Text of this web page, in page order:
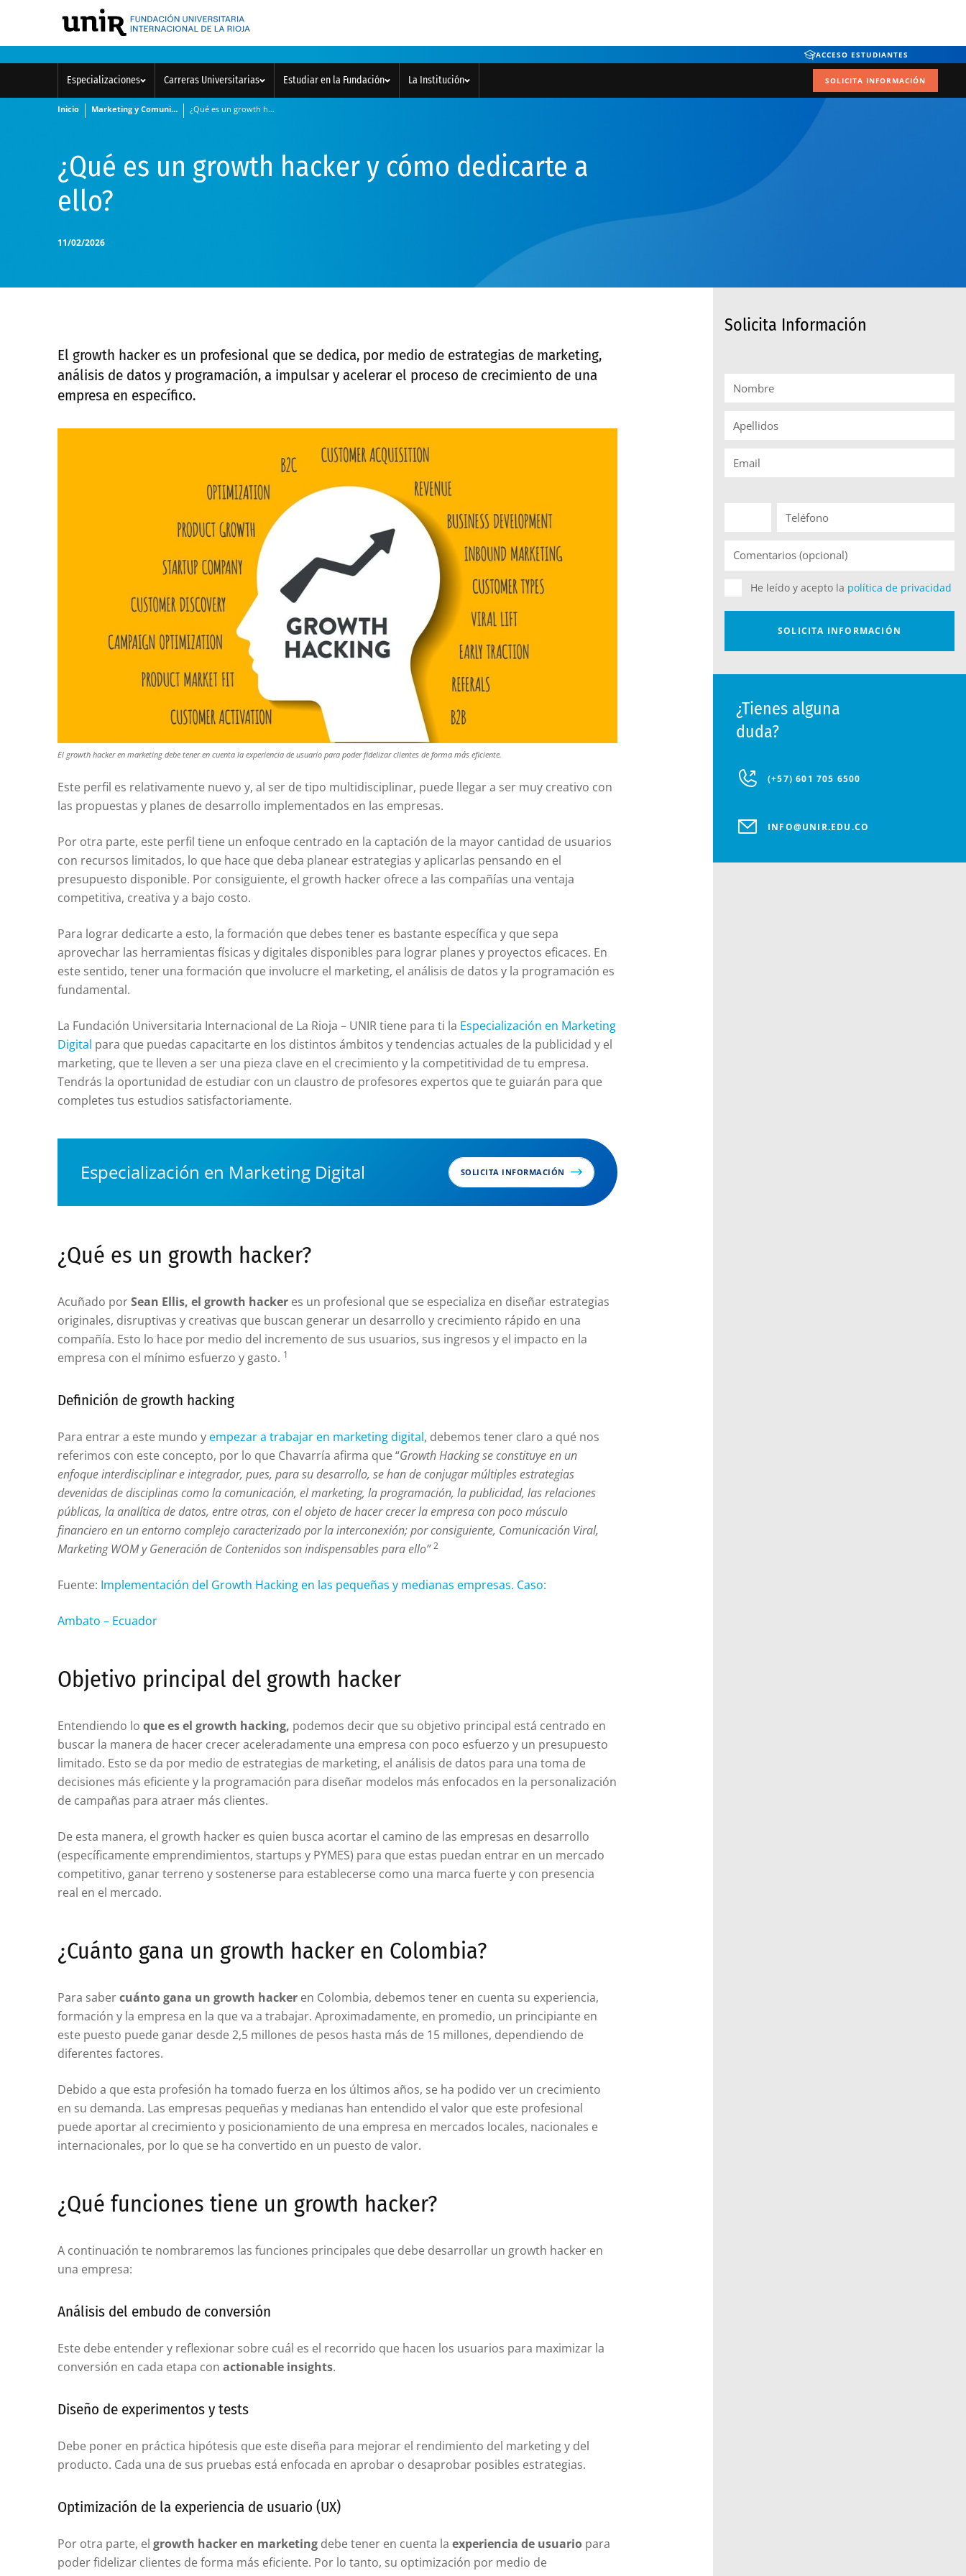
ACCESO ESTUDIANTES
SOLICITA INFORMACIÓN
Especializaciones Carreras Universitarias Estudiar en la Fundación La Institución
Inicio Marketing y Comunicación ¿Qué es un growth hacker y cómo dedicarte a ello?
11/02/2026
¿Qué es un growth hacker y cómo dedicarte a
ello?
El growth hacker es un profesional que se dedica, por medio de estrategias de marketing,
análisis de datos y programación, a impulsar y acelerar el proceso de crecimiento de una
empresa en específico.
El growth hacker en marketing debe tener en cuenta la experiencia de usuario para poder fidelizar clientes de forma más eficiente.
Este perfil es relativamente nuevo y, al ser de tipo multidisciplinar, puede llegar a ser muy creativo con
las propuestas y planes de desarrollo implementados en las empresas.
Por otra parte, este perfil tiene un enfoque centrado en la captación de la mayor cantidad de usuarios
con recursos limitados, lo que hace que deba planear estrategias y aplicarlas pensando en el
presupuesto disponible. Por consiguiente, el growth hacker ofrece a las compañías una ventaja
competitiva, creativa y a bajo costo.
Para lograr dedicarte a esto, la formación que debes tener es bastante específica y que sepa
aprovechar las herramientas físicas y digitales disponibles para lograr planes y proyectos eficaces. En
este sentido, tener una formación que involucre el marketing, el análisis de datos y la programación es
fundamental.
La Fundación Universitaria Internacional de La Rioja – UNIR tiene para ti la Especialización en Marketing
Digital para que puedas capacitarte en los distintos ámbitos y tendencias actuales de la publicidad y el
marketing, que te lleven a ser una pieza clave en el crecimiento y la competitividad de tu empresa.
Tendrás la oportunidad de estudiar con un claustro de profesores expertos que te guiarán para que
completes tus estudios satisfactoriamente.
Especialización en Marketing Digital SOLICITA INFORMACIÓN
¿Qué es un growth hacker?
Acuñado porSean Ellis, el growth hacker es un profesional que se especializa en diseñar estrategias
originales, disruptivas y creativas que buscan generar un desarrollo y crecimiento rápido en una
compañía. Esto lo hace por medio del incremento de sus usuarios, sus ingresos y el impacto en la
empresa con el mínimo esfuerzo y gasto. 1
Definición de growth hacking
Para entrar a este mundo y empezar a trabajar en marketing digital, debemos tener claro a qué nos
referimos con este concepto, por lo que Chavarría afirma que “Growth Hacking se constituye en un
enfoque interdisciplinar e integrador, pues, para su desarrollo, se han de conjugar múltiples estrategias
devenidas de disciplinas como la comunicación, el marketing, la programación, la publicidad, las relaciones
públicas, la analítica de datos, entre otras, con el objeto de hacer crecer la empresa con poco músculo
financiero en un entorno complejo caracterizado por la interconexión; por consiguiente, Comunicación Viral,
Marketing WOM y Generación de Contenidos son indispensables para ello” 2
Fuente: Implementación del Growth Hacking en las pequeñas y medianas empresas. Caso:
Ambato – Ecuador
Objetivo principal del growth hacker
Entendiendo lo que es el growth hacking, podemos decir que su objetivo principal está centrado en
buscar la manera de hacer crecer aceleradamente una empresa con poco esfuerzo y un presupuesto
limitado. Esto se da por medio de estrategias de marketing, el análisis de datos para una toma de
decisiones más eficiente y la programación para diseñar modelos más enfocados en la personalización
de campañas para atraer más clientes.
De esta manera, el growth hacker es quien busca acortar el camino de las empresas en desarrollo
(específicamente emprendimientos, startups y PYMES) para que estas puedan entrar en un mercado
competitivo, ganar terreno y sostenerse para establecerse como una marca fuerte y con presencia
real en el mercado.
¿Cuánto gana un growth hacker en Colombia?
Para sabercuánto gana un growth hacker en Colombia, debemos tener en cuenta su experiencia,
formación y la empresa en la que va a trabajar. Aproximadamente, en promedio, un principiante en
este puesto puede ganar desde 2,5 millones de pesos hasta más de 15 millones, dependiendo de
diferentes factores.
Debido a que esta profesión ha tomado fuerza en los últimos años, se ha podido ver un crecimiento
en su demanda. Las empresas pequeñas y medianas han entendido el valor que este profesional
puede aportar al crecimiento y posicionamiento de una empresa en mercados locales, nacionales e
internacionales, por lo que se ha convertido en un puesto de valor.
¿Qué funciones tiene un growth hacker?
A continuación te nombraremos las funciones principales que debe desarrollar un growth hacker en
una empresa:
Análisis del embudo de conversión
Este debe entender y reflexionar sobre cuál es el recorrido que hacen los usuarios para maximizar la
conversión en cada etapa con actionable insights.
Diseño de experimentos y tests
Debe poner en práctica hipótesis que este diseña para mejorar el rendimiento del marketing y del
producto. Cada una de sus pruebas está enfocada en aprobar o desaprobar posibles estrategias.
Optimización de la experiencia de usuario (UX)
Por otra parte, el growth hacker en marketing debe tener en cuenta la experiencia de usuario para
poder fidelizar clientes de forma más eficiente. Por lo tanto, su optimización por medio de
Solicita Información
¿Tienes alguna
duda?
(+57) 601 705 6500
INFO@UNIR.EDU.CO